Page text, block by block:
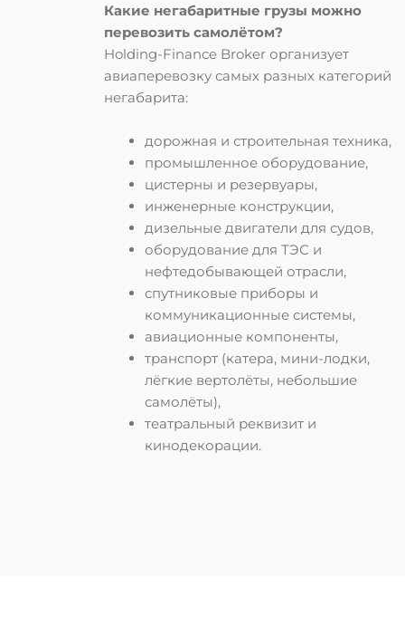
Какие негабаритные грузы можно
перевозить самолётом?
Holding-Finance Broker организует
авиаперевозку самых разных категорий
негабарита:
дорожная и строительная техника,
промышленное оборудование,
цистерны и резервуары,
инженерные конструкции,
дизельные двигатели для судов,
оборудование для ТЭС и
нефтедобывающей отрасли,
спутниковые приборы и
коммуникационные системы,
авиационные компоненты,
транспорт (катера, мини-лодки,
лёгкие вертолёты, небольшие
самолёты),
театральный реквизит и
кинодекорации.